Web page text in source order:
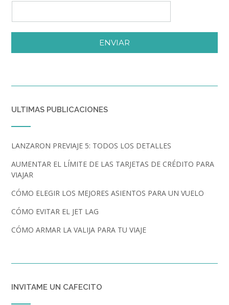
ENVIAR
ULTIMAS PUBLICACIONES
LANZARON PREVIAJE 5: TODOS LOS DETALLES
AUMENTAR EL LÍMITE DE LAS TARJETAS DE CRÉDITO PARA
VIAJAR
CÓMO ELEGIR LOS MEJORES ASIENTOS PARA UN VUELO
CÓMO EVITAR EL JET LAG
CÓMO ARMAR LA VALIJA PARA TU VIAJE
INVITAME UN CAFECITO